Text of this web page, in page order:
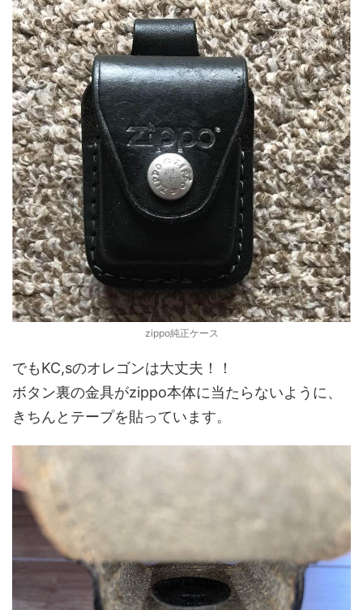
zippo純正ケース
でもKC,sのオレゴンは大丈夫！！
ボタン裏の金具がzippo本体に当たらないように、
きちんとテープを貼っています。